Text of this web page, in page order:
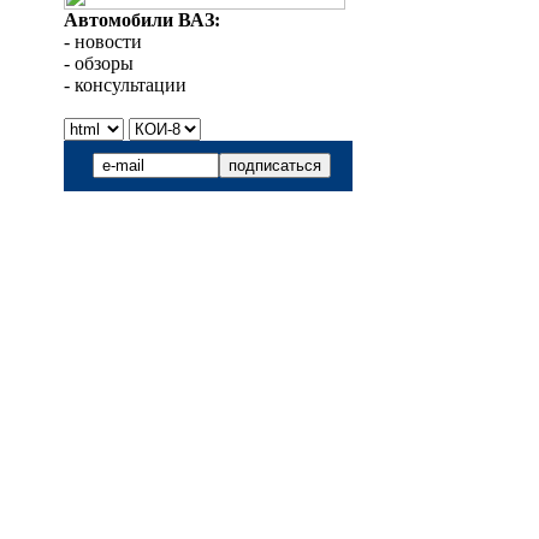
Автомобили ВАЗ:
- новости
- обзоры
- консультации